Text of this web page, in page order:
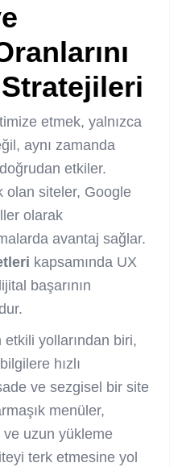
etmek, yalnızca
aynı zamanda
etkiler.
olan siteler, Google
olarak
avantaj sağlar.
kapsamında UX
başarının
etkili yollarından biri,
hızlı
ve sezgisel bir site
menüler,
uzun yükleme
terk etmesine yol